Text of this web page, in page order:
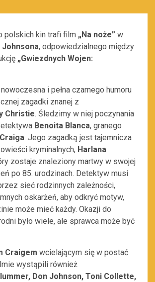
polskich kin trafi film „Na noże” w
Johnsona, odpowiedzialnego między
„Gwiezdnych Wojen:
i pełna czarnego humoru
zagadki znanej z
Christie. Śledzimy w niej poczynania
Benoita Blanca, granego
. Jego zagadką jest tajemnicza
kryminalnych, Harlana
zostaje znaleziony martwy w swojej
po 85. urodzinach. Detektyw musi
sieć rodzinnych zależności,
oskarżeń, aby odkryć motyw,
może mieć każdy. Okazji do
było wiele, ale sprawca może być
Craigem wcielającym się w postać
wystąpili również
Don Johnson, Toni Collette,